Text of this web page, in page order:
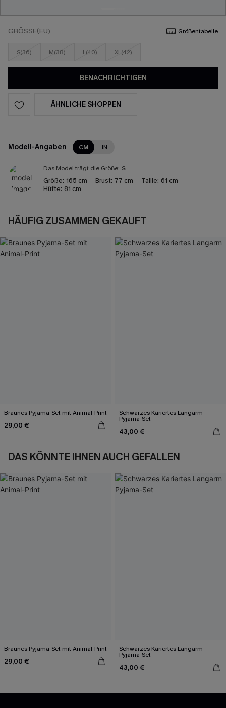
GRÖSSE(EU) Größentabelle
S(36) M(38) L(40) XL(42)
BENACHRICHTIGEN
ÄHNLICHE SHOPPEN
Modell-Angaben CM IN
Das Model trägt die Größe: S
Größe: 165 cm Brust: 77 cm Taille: 61 cm
Hüfte: 81 cm
HÄUFIG ZUSAMMEN GEKAUFT
Braunes Pyjama-Set mit Animal-Print
29,00 €
Schwarzes Kariertes Langarm
Pyjama-Set
43,00 €
DAS KÖNNTE IHNEN AUCH GEFALLEN
Braunes Pyjama-Set mit Animal-Print
29,00 €
Schwarzes Kariertes Langarm
Pyjama-Set
43,00 €